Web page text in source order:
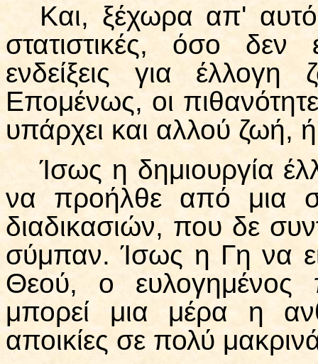
Και, ξέχωρα απ'
στατιστικές, όσο δεν
ενδείξεις για
Επομένως, οι
υπάρχει και αλλού ζωή,
Ίσως η δημιουργία
να προήλθε από μια
διαδικασιών, που δε
σύμπαν. Ίσως η Γη να
Θεού, ο ευλογημένος
μπορεί μια μέρα η
αποικίες σε πολύ